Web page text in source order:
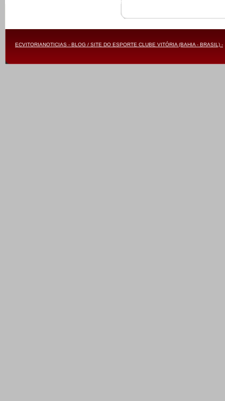
ECVITORIANOTICIAS - BLOG / SITE DO ESPORTE CLUBE VITÓRIA (BAHIA - BRASIL) -